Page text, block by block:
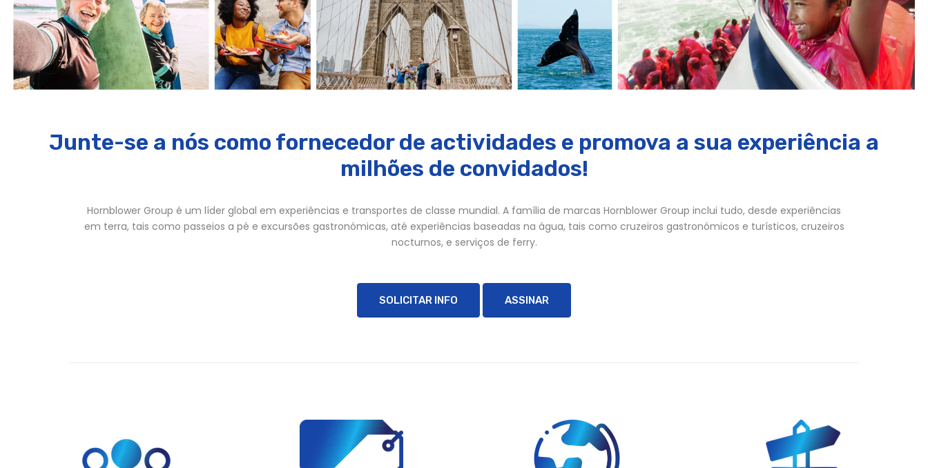
Junte-se a nós como fornecedor de actividades e promova a sua experiência a
milhões de convidados!
Hornblower Group é um líder global em experiências e transportes de classe mundial. A família de marcas Hornblower Group inclui tudo, desde experiências
em terra, tais como passeios a pé e excursões gastronómicas, até experiências baseadas na água, tais como cruzeiros gastronómicos e turísticos, cruzeiros
nocturnos, e serviços de ferry.
SOLICITAR INFO ASSINAR